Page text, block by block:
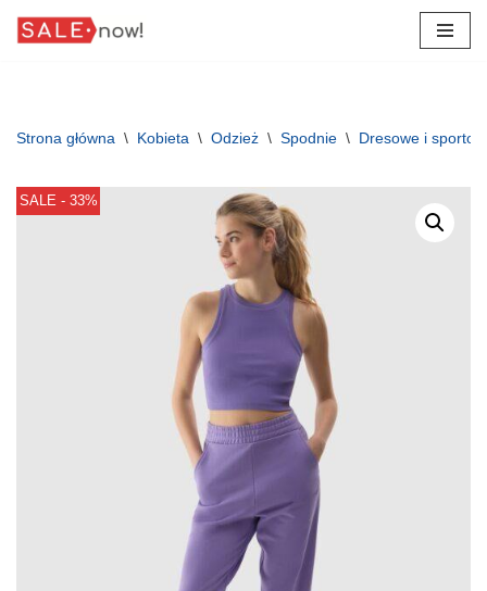
Strona główna \ Kobieta \ Odzież \ Spodnie \ Dresowe i
SALE - 33%